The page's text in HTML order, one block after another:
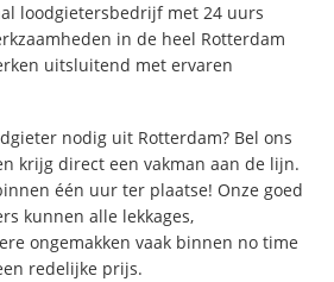
loodgietersbedrijf met 24 uurs
in de heel Rotterdam
uitsluitend met ervaren
nodig uit Rotterdam? Bel ons
krijg direct een vakman aan de lijn.
één uur ter plaatse! Onze goed
kunnen alle lekkages,
ongemakken vaak binnen no time
redelijke prijs.